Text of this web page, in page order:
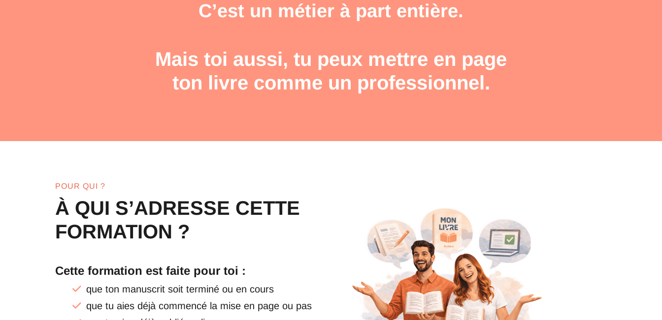
C’est un métier à part entière.
Mais toi aussi, tu peux mettre en page
ton livre comme un professionnel.
POUR QUI ?
À QUI S’ADRESSE CETTE
FORMATION ?
Cette formation est faite pour toi :
que ton manuscrit soit terminé ou en cours
que tu aies déjà commencé la mise en page ou pas